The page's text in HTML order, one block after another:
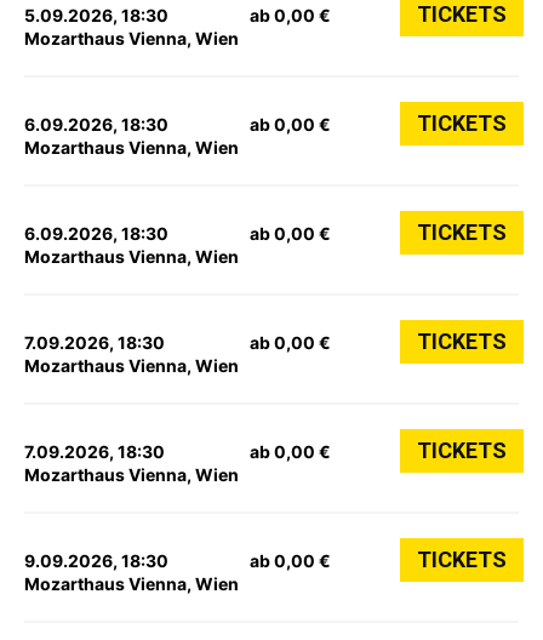
5.09.2026, 18:30
Mozarthaus Vienna, Wien
ab 0,00 € TICKETS
6.09.2026, 18:30
Mozarthaus Vienna, Wien
ab 0,00 € TICKETS
6.09.2026, 18:30
Mozarthaus Vienna, Wien
ab 0,00 € TICKETS
7.09.2026, 18:30
Mozarthaus Vienna, Wien
ab 0,00 € TICKETS
7.09.2026, 18:30
Mozarthaus Vienna, Wien
ab 0,00 € TICKETS
9.09.2026, 18:30
Mozarthaus Vienna, Wien
ab 0,00 € TICKETS